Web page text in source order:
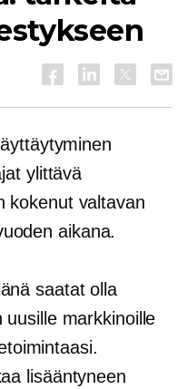
ylittävä
kokenut valtavan
aikana.
saatat olla
uusille markkinoille
lisääntyneen